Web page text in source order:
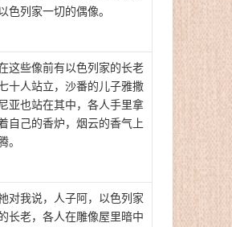
色列家一切的偶像。
这些像前有以色列家的长老
十人站立，沙番的儿子雅撒
亚也站在其中，各人手里拿
自己的香炉，烟云的香气上
。
对我说，人子阿，以色列家
长老，各人在雕像屋里暗中